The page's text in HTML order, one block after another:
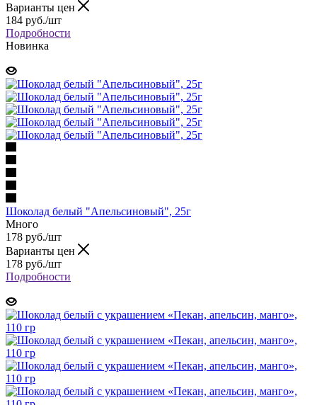
Варианты цен
184 руб./шт
Подробности
Новинка
Шоколад белый "Апельсиновый", 25г
Много
178 руб./шт
Варианты цен
178 руб./шт
Подробности